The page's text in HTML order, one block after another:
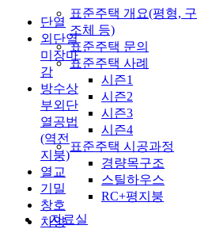
표준주택 개요(평형, 구
조체 등)
표준주택 문의
표준주택 사례
시즌1
시즌2
시즌3
시즌4
표준주택 시공과정
경량목구조
스틸하우스
RC+평지붕
자료실
단열
외단열
미장마
감
방수상
부외단
열공법
(역전
지붕)
열교
기밀
창호
차양